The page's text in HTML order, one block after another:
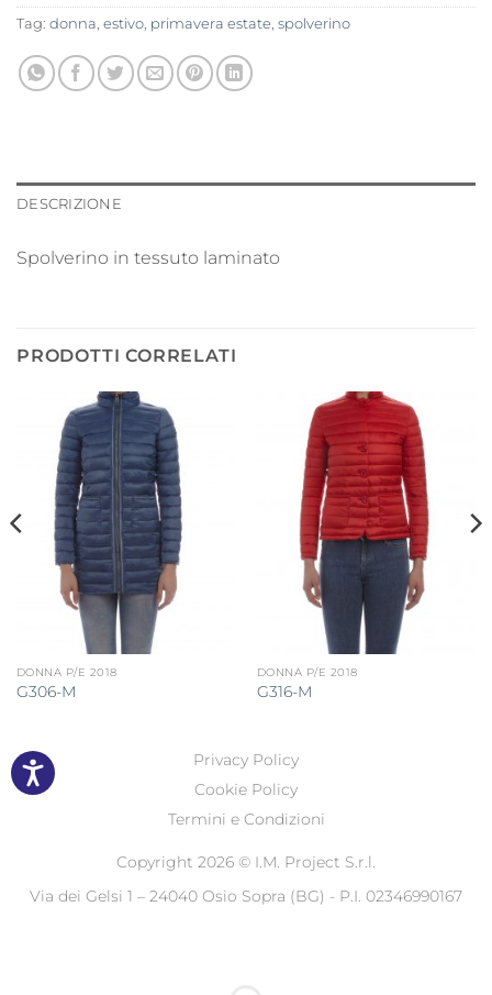
Tag: donna, estivo, primavera estate, spolverino
DESCRIZIONE
Spolverino in tessuto laminato
PRODOTTI CORRELATI
DONNA P/E 2018
G306-M
DONNA P/E 2018
G316-M
Privacy Policy
Cookie Policy
Termini e Condizioni
Copyright 2026 © I.M. Project S.r.l.
Via dei Gelsi 1 – 24040 Osio Sopra (BG) - P.I. 02346990167